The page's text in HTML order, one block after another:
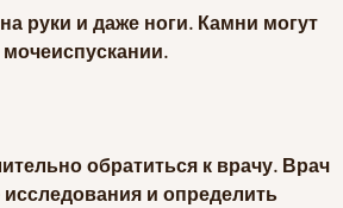
обратиться к врачу. Врач
и определить